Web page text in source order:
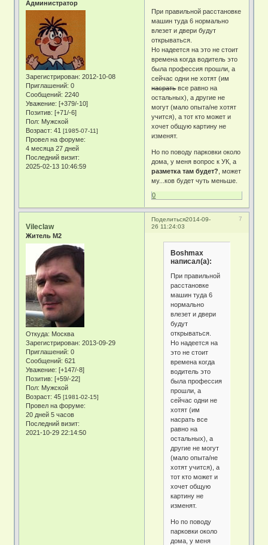
Администратор
Зарегистрирован: 2012-10-08
Приглашений: 0
Сообщений: 2240
Уважение: [+379/-10]
Позитив: [+71/-6]
Пол: Мужской
Возраст: 41[1985-07-11]
Провел на форуме:
4 месяца 27 дней
Последний визит:
2025-02-13 10:46:59
При правильной расстановке
машин туда 6 нормально
влезет и двери будут
открываться.
Но надеется на это не стоит
времена когда водитель это
была профессия прошли, а
сейчас одни не хотят (им
насратьвсе равно на
остальных), а другие не
могут (мало опыта/не хотят
учится), а тот кто может и
хочет общую картину не
изменят.
Но по поводу парковки около
дома, у меня вопрос к УК, а
разметка там будет? , может
му...ков будет чуть меньше.
0
Поделиться 7
2014-09-
26 11:24:03
Vileclaw
Житель М2
Откуда: Москва
Зарегистрирован: 2013-09-29
Приглашений: 0
Сообщений: 621
Уважение: [+147/-8]
Позитив: [+59/-22]
Пол: Мужской
Возраст: 45[1981-02-15]
Провел на форуме:
20 дней 5 часов
Последний визит:
2021-10-29 22:14:50
Boshmax
написал(а):
При правильной
расстановке
машин туда 6
нормально
влезет и двери
будут
открываться.
Но надеется на
это не стоит
времена когда
водитель это
была профессия
прошли, а
сейчас одни не
хотят (им
насрать все
равно на
остальных), а
другие не могут
(мало опыта/не
хотят учится), а
тот кто может и
хочет общую
картину не
изменят.
Но по поводу
парковки около
дома, у меня